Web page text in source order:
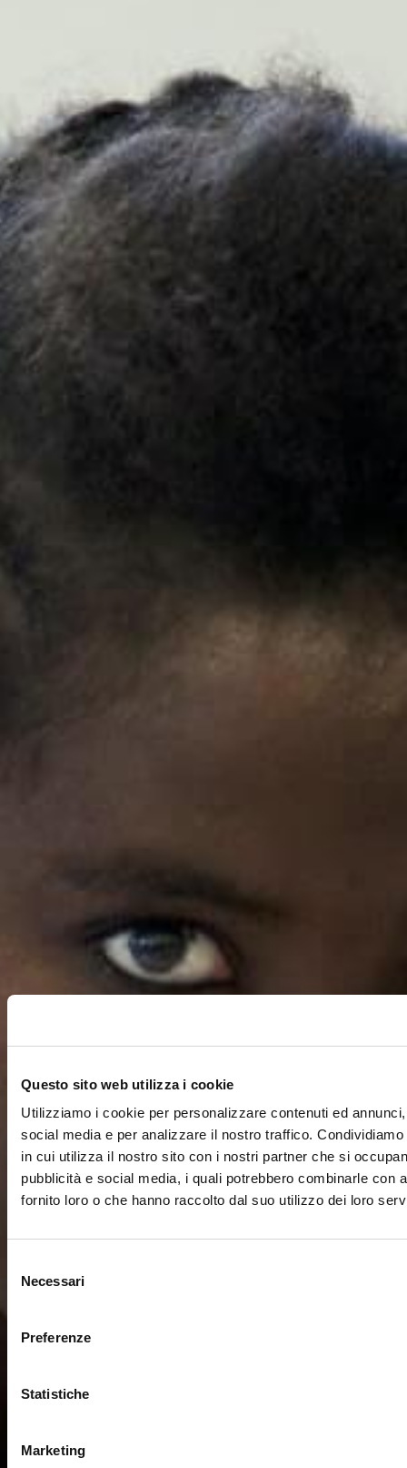
Questo sito web utilizza i cookie
Utilizziamo i cookie per personalizzare contenuti ed
social media e per analizzare il nostro traffico.
in cui utilizza il nostro sito con i nostri partner che si
pubblicità e social media, i quali potrebbero combinarle con
fornito loro o che hanno raccolto dal suo utilizzo dei loro
delNecessari
Preferenze
Statistiche
Marketing